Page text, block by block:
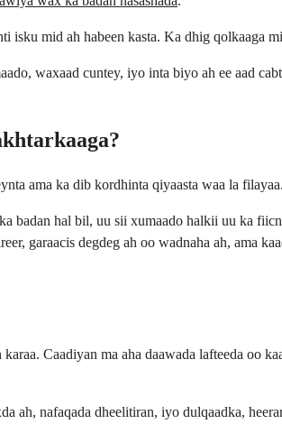
isku mid ah habeen kasta. Ka dhig qolkaaga
waxaad cuntey, iyo inta biyo ah ee aad
ama ka dib kordhinta qiyaasta waa la
hal bil, uu sii xumaado halkii uu ka
garaacis degdeg ah oo wadnaha ah,
Caadiyan ma aha daawada lafteeda oo
ah, nafaqada dheelitiran, iyo dulqaadka,